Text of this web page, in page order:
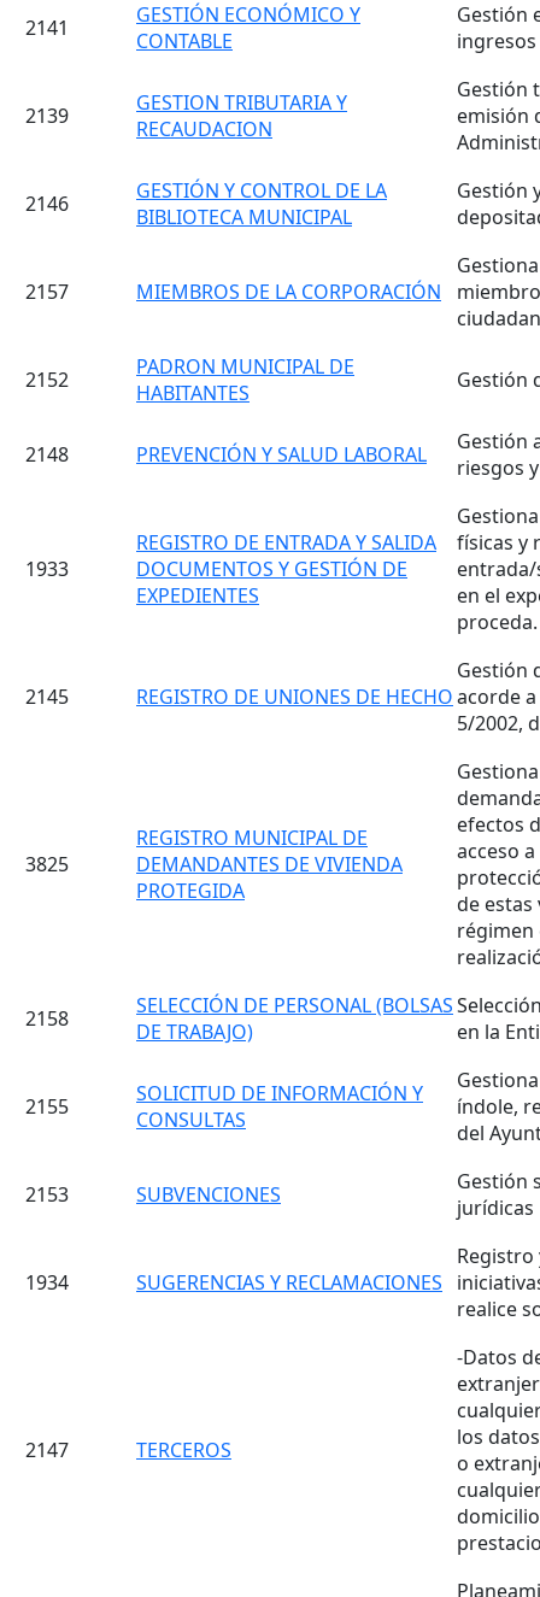
2141
GESTIÓN ECONÓMICO Y
CONTABLE
Gestión
2139
GESTION TRIBUTARIA Y
RECAUDACION
Gestión
emisión
2146
GESTIÓN Y CONTROL DE LA
BIBLIOTECA MUNICIPAL
Gestión
2157 MIEMBROS DE LA CORPORACIÓN
2152
PADRON MUNICIPAL DE
HABITANTES
Gestión
2148 PREVENCIÓN Y SALUD LABORAL
Gestión
riesgos
1933
REGISTRO DE ENTRADA Y SALIDA
DOCUMENTOS Y GESTIÓN DE
EXPEDIENTES
físicas y
en el
proceda.
2145 REGISTRO DE UNIONES DE HECHO
Gestión
acorde
5/2002,
3825
REGISTRO MUNICIPAL DE
DEMANDANTES DE VIVIENDA
PROTEGIDA
efectos
acceso
de
régimen
2158
SELECCIÓN DE PERSONAL (BOLSAS
DE TRABAJO)
en la
2155
SOLICITUD DE INFORMACIÓN Y
CONSULTAS
índole,
del
2153 SUBVENCIONES
Gestión
jurídicas
1934 SUGERENCIAS Y RECLAMACIONES
realice
2147 TERCEROS
-Datos
los
o